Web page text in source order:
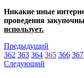
Никакие иные
проведения
использует.
Предыдущий
362 363 364 365 366 367
Следующий